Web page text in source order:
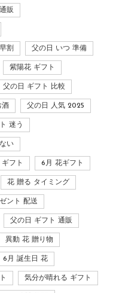
販
割 父の日 いつ 準備
紫陽花 ギフト
父の日 ギフト 比較
酒 父の日 人気 2025
迷う
い
フト 6月 花ギフト
花 贈る タイミング
ント 配送
父の日 ギフト 通販
異動 花 贈り物
6月 誕生日 花
気分が晴れる ギフト